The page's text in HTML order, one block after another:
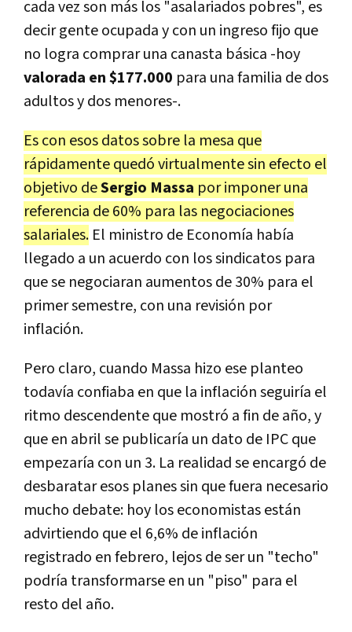
cada vez son más los "asalariados pobres", es
decir gente ocupada y con un ingreso fijo que
no logra comprar una canasta básica -hoy
valorada en $177.000 para una familia de dos
adultos y dos menores-.
Es con esos datos sobre la mesa que
rápidamente quedó virtualmente sin efecto el
objetivo deSergio Massa por imponer una
referencia de 60% para las negociaciones
salariales. El ministro de Economía había
llegado a un acuerdo con los sindicatos para
que se negociaran aumentos de 30% para el
primer semestre, con una revisión por
inflación.
Pero claro, cuando Massa hizo ese planteo
todavía confiaba en que la inflación seguiría el
ritmo descendente que mostró a fin de año, y
que en abril se publicaría un dato de IPC que
empezaría con un 3. La realidad se encargó de
desbaratar esos planes sin que fuera necesario
mucho debate: hoy los economistas están
advirtiendo que el 6,6% de inflación
registrado en febrero, lejos de ser un "techo"
podría transformarse en un "piso" para el
resto del año.